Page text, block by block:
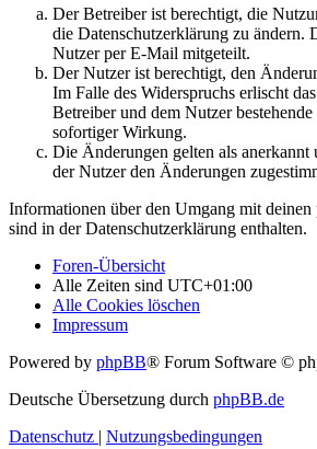
Der Betreiber ist berechtigt, die
die Datenschutzerklärung zu ändern.
Nutzer per E-Mail mitgeteilt.
Der Nutzer ist berechtigt, den
Im Falle des Widerspruchs erlischt
Betreiber und dem Nutzer
sofortiger Wirkung.
Die Änderungen gelten als
der Nutzer den Änderungen
Informationen über den Umgang mit deinen
sind in der Datenschutzerklärung enthalten.
Foren-Übersicht
Alle Zeiten sind UTC+01:00
Alle Cookies löschen
Impressum
Powered by phpBB® Forum Software ©
Deutsche Übersetzung durch phpBB.de
Datenschutz | Nutzungsbedingungen